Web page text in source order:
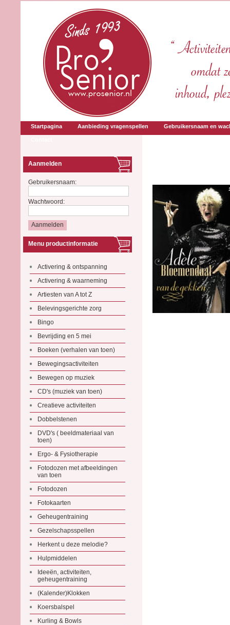
Startpagina Aanbieding vragenspellen Gebruikersnaam en
Aanmelden
Gebruikersnaam:
Wachtwoord:
Menu productinformatie
Activering & ontspanning
Activering & waarneming
Artiesten van A tot Z
Belevingsgerichte zorg
Bingo
Bevrijding en 5 mei
Boeken (verhalen van toen)
Bewegingsactiviteiten
Bewegen op muziek
CD's (muziek van toen)
Creatieve activiteiten
Dobbelstenen
DVD's ( beeldmateriaal van
toen)
Ergo- & Fysiotherapie
Fotodozen met afbeeldingen
van toen
Fotodozen
Fotokaarten
Geheugentraining
Gezelschapsspellen
Herkent u deze melodie?
Hulpmiddelen
Ideeën, activiteiten,
geheugentraining
(Kalender)Klokken
Koersbalspel
Kurling & Bowls